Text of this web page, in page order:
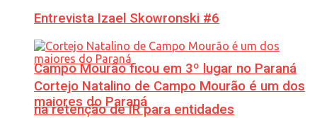
Campo Mourão ficou em 3º lugar no Paraná
na retenção de IR para entidades
Entrevista Izael Skowronski #6
Cortejo Natalino de Campo Mourão é um dos
maiores do Paraná